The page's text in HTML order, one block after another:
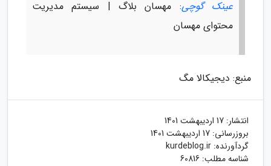
عینک گوچی: مهسان بلاگ | سیستم مدیریت
محتوای مهسان
منبع: دیجیکالا مگ
انتشار: 17 اردیبهشت 1401
بروزرسانی: 17 اردیبهشت 1401
گردآورنده: kurdeblog.ir
شناسه مطلب: 60816